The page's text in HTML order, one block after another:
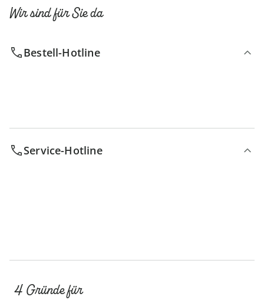
Wir sind für Sie da
Bestell-Hotline
Service-Hotline
4 Gründe für